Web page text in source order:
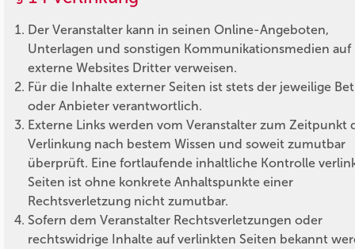
Der Veranstalter kann in seinen Online-Angeboten,
Unterlagen und sonstigen Kommunikationsmedien auf
externe Websites Dritter verweisen.
Für die Inhalte externer Seiten ist stets der jeweilige
oder Anbieter verantwortlich.
Externe Links werden vom Veranstalter zum Zeitpunkt
Verlinkung nach bestem Wissen und soweit zumutbar
überprüft. Eine fortlaufende inhaltliche Kontrolle
Seiten ist ohne konkrete Anhaltspunkte einer
Rechtsverletzung nicht zumutbar.
Sofern dem Veranstalter Rechtsverletzungen oder
rechtswidrige Inhalte auf verlinkten Seiten bekannt